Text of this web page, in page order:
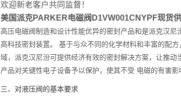
欢迎新老客户共同监督！
美国派克PARKER电磁阀D1VW001CNYPF现货
高压电磁阀制造和设计性能优异的密封产品和是派克汉
高科技密封装置。 基于与众不同的化学材料和丰富的配
域，派克汉尼汾可提供经济有效的密封解决方案，让推
产品对关键性电子设备予以保护，使其不受 电磁的有害
三、对液压阀的基本要求